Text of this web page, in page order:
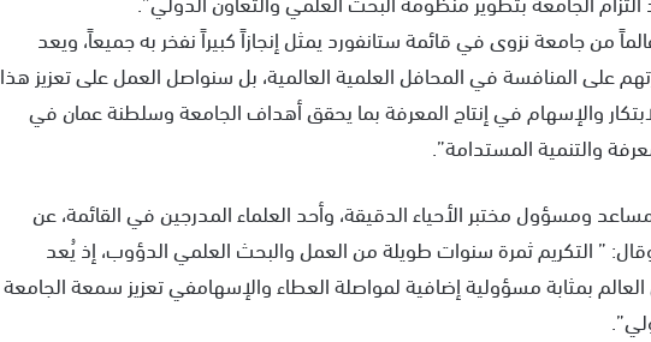
الدكتور الحراصي: “إدراج 13 عالماً من جامعة نزوى في قائمة ستانفورد يمثل إنجازاً كبيراً نفخر به جميعاً، ويعد
على المنافسة في المحافل العلمية العالمية، بل سنواصل العمل على تعزيز هذا
والإسهام في إنتاج المعرفة بما يحقق أهداف الجامعة وسلطنة عمان في
والتنمية المستدامة”.
مساعد ومسؤول مختبر الأحياء الدقيقة، وأحد العلماء المدرجين في القائمة، عن
وقال: ” التكريم ثمرة سنوات طويلة من العمل والبحث العلمي الدؤوب، إذ يُعد
بمثابة مسؤولية إضافية لمواصلة العطاء والإسهامفي تعزيز سمعة الجامعة